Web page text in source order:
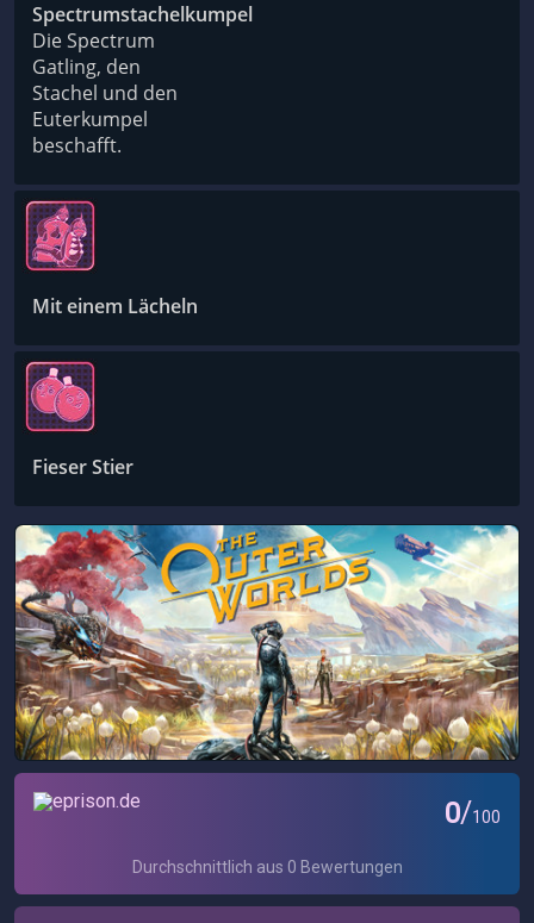
Spectrumstachelkumpel
Die Spectrum
Gatling, den
Stachel und den
Euterkumpel
beschafft.
Mit einem Lächeln
Fieser Stier